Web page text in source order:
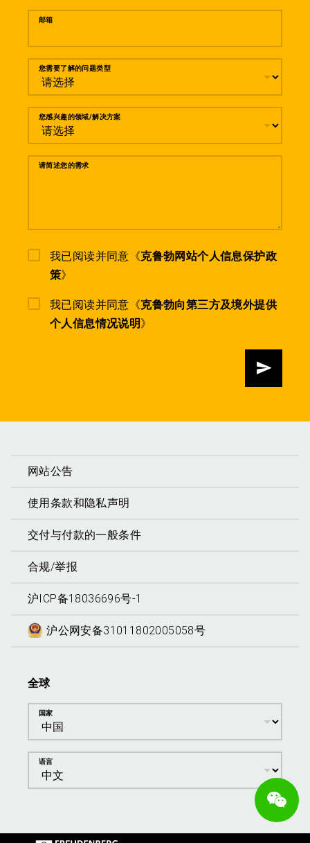
邮箱
您需要了解的问题类型
您感兴趣的领域/解决方案
请简述您的需求
我已阅读并同意《克鲁勃网站个人信息保护政
策》
我已阅读并同意《克鲁勃向第三方及境外提供
个人信息情况说明》
发送
网站公告
使用条款和隐私声明
交付与付款的一般条件
合规/举报
沪ICP备18036696号-1
沪公网安备31011802005058号
全球
国家
语言